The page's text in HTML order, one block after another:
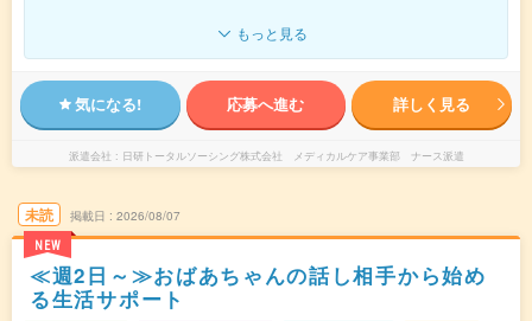
もっと見る
気になる! 応募へ進む 詳しく見る
派遣会社 日研トータルソーシング株式会社 メディカルケア事業部 ナース派遣
未読
NEW
掲載日 2026/08/07
≪週2日～≫おばあちゃんの話し相手から始め
る生活サポート